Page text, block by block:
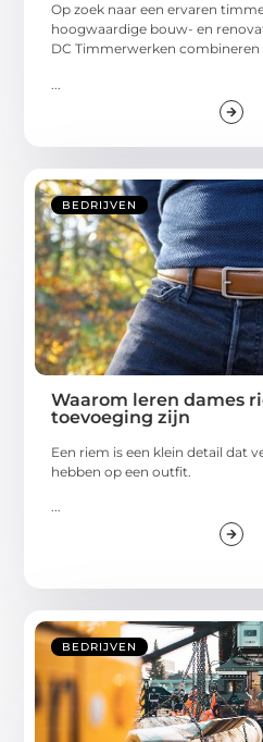
Op zoek naar een ervaren
hoogwaardige bouw- en
DC Timmerwerken combineren
BEDRIJVEN
Waarom leren dames
toevoeging zijn
Een riem is een klein detail dat
hebben op een outfit.
...
BEDRIJVEN